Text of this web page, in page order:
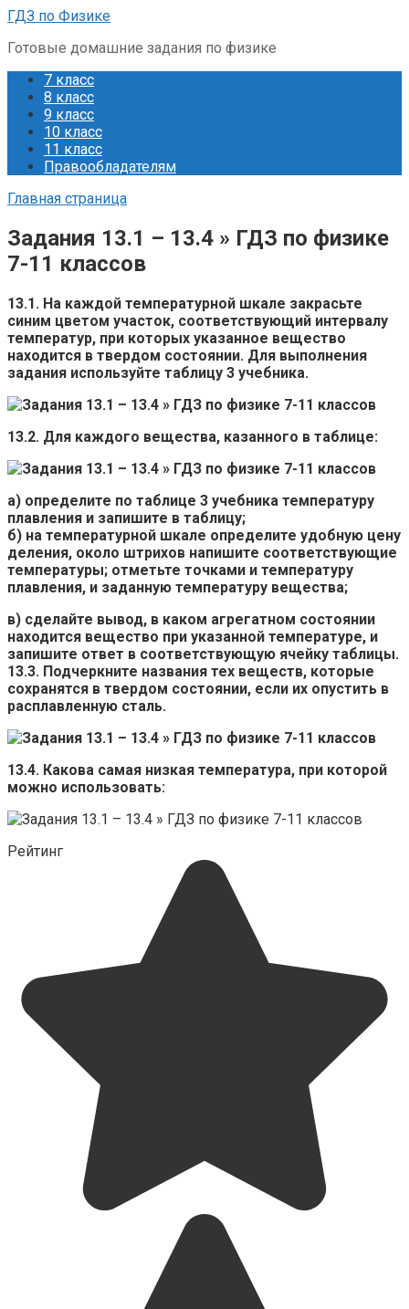
Перейти
контенту
ГДЗ по Физике
Готовые домашние задания по физике
7 класс
8 класс
9 класс
10 класс
11 класс
Правообладателям
Главная страница
Задания 13.1 – 13.4 » ГДЗ по физике
7-11 классов
13.1. На каждой температурной шкале закрасьте
синим цветом участок, соответствующий интервалу
температур, при которых указанное вещество
находится в твердом состоянии. Для выполнения
задания используйте таблицу 3 учебника.
13.2. Для каждого вещества, казанного в таблице:
а) определите по таблице 3 учебника температуру
плавления и запишите в таблицу;
б) на температурной шкале определите удобную цену
деления, около штрихов напишите соответствующие
температуры; отметьте точками и температуру
плавления, и заданную температуру вещества;
в) сделайте вывод, в каком агрегатном состоянии
находится вещество при указанной температуре, и
запишите ответ в соответствующую ячейку таблицы.
13.3. Подчеркните названия тех веществ, которые
сохранятся в твердом состоянии, если их опустить в
расплавленную сталь.
13.4. Какова самая низкая температура, при которой
можно использовать:
Рейтинг